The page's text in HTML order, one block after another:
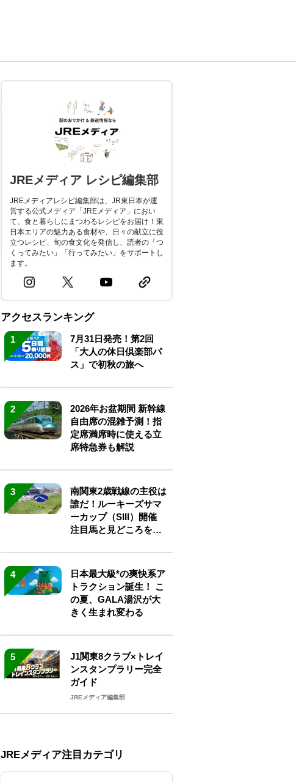
JREメディア レシピ編集部
JREメディアレシピ編集部は、JR東日本が運
営する公式メディア「JREメディア」におい
て、食と暮らしにまつわるレシピをお届け！東
日本エリアの魅力ある食材や、日々の献立に役
立つレシピ、旬の食文化を発信し、読者の「つ
くってみたい」「行ってみたい」をサポートし
ます。
アクセスランキング
1
7月31日発売！第2回
「大人の休日倶楽部パ
ス」で初秋の旅へ
2
2026年お盆期間 新幹線
自由席の混雑予測！指
定席満席時に使える立
席特急券も解説
3
南関東2歳戦線の主役は
誰だ！ルーキーズサマ
ーカップ（SIII）開催
注目馬と見どころをチ
4
日本最大級*の爽快系ア
トラクション誕生！ こ
の夏、GALA湯沢が大
きく生まれ変わる
5
J1関東8クラブ×トレイ
ンスタンプラリー完全
ガイド
JREメディア編集部
JREメディア注目カテゴリ